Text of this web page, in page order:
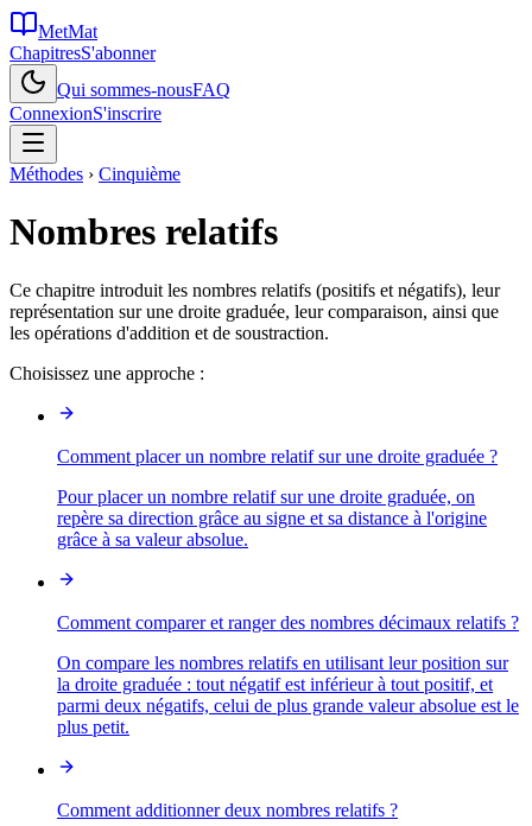
MetMat
ChapitresS'abonner
Qui sommes-nousFAQ
ConnexionS'inscrire
Méthodes › Cinquième
Nombres relatifs
Ce chapitre introduit les nombres relatifs (positifs et négatifs), leur
représentation sur une droite graduée, leur comparaison, ainsi que
les opérations d'addition et de soustraction.
Choisissez une approche :
Comment placer un nombre relatif sur une droite graduée ?
Pour placer un nombre relatif sur une droite graduée, on
repère sa direction grâce au signe et sa distance à l'origine
grâce à sa valeur absolue.
Comment comparer et ranger des nombres décimaux relatifs ?
On compare les nombres relatifs en utilisant leur position sur
la droite graduée : tout négatif est inférieur à tout positif, et
parmi deux négatifs, celui de plus grande valeur absolue est le
plus petit.
Comment additionner deux nombres relatifs ?